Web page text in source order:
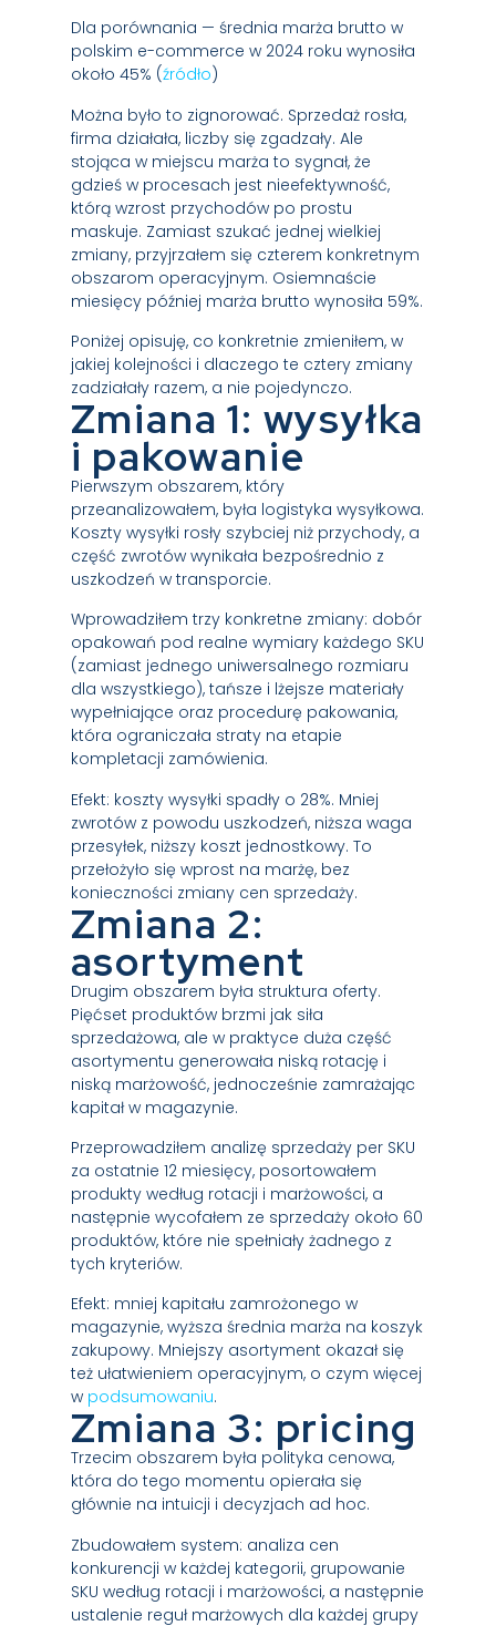
Dla porównania — średnia marża brutto w
polskim e-commerce w 2024 roku wynosiła
około 45% (źródło)
Można było to zignorować. Sprzedaż rosła,
firma działała, liczby się zgadzały. Ale
stojąca w miejscu marża to sygnał, że
gdzieś w procesach jest nieefektywność,
którą wzrost przychodów po prostu
maskuje. Zamiast szukać jednej wielkiej
zmiany, przyjrzałem się czterem konkretnym
obszarom operacyjnym. Osiemnaście
miesięcy później marża brutto wynosiła 59%.
Poniżej opisuję, co konkretnie zmieniłem, w
jakiej kolejności i dlaczego te cztery zmiany
zadziałały razem, a nie pojedynczo.
Zmiana 1: wysyłka
i pakowanie
Pierwszym obszarem, który
przeanalizowałem, była logistyka wysyłkowa.
Koszty wysyłki rosły szybciej niż przychody, a
część zwrotów wynikała bezpośrednio z
uszkodzeń w transporcie.
Wprowadziłem trzy konkretne zmiany: dobór
opakowań pod realne wymiary każdego SKU
(zamiast jednego uniwersalnego rozmiaru
dla wszystkiego), tańsze i lżejsze materiały
wypełniające oraz procedurę pakowania,
która ograniczała straty na etapie
kompletacji zamówienia.
Efekt: koszty wysyłki spadły o 28%. Mniej
zwrotów z powodu uszkodzeń, niższa waga
przesyłek, niższy koszt jednostkowy. To
przełożyło się wprost na marżę, bez
konieczności zmiany cen sprzedaży.
Zmiana 2:
asortyment
Drugim obszarem była struktura oferty.
Pięćset produktów brzmi jak siła
sprzedażowa, ale w praktyce duża część
asortymentu generowała niską rotację i
niską marżowość, jednocześnie zamrażając
kapitał w magazynie.
Przeprowadziłem analizę sprzedaży per SKU
za ostatnie 12 miesięcy, posortowałem
produkty według rotacji i marżowości, a
następnie wycofałem ze sprzedaży około 60
produktów, które nie spełniały żadnego z
tych kryteriów.
Efekt: mniej kapitału zamrożonego w
magazynie, wyższa średnia marża na koszyk
zakupowy. Mniejszy asortyment okazał się
też ułatwieniem operacyjnym, o czym więcej
w podsumowaniu.
Zmiana 3: pricing
Trzecim obszarem była polityka cenowa,
która do tego momentu opierała się
głównie na intuicji i decyzjach ad hoc.
Zbudowałem system: analiza cen
konkurencji w każdej kategorii, grupowanie
SKU według rotacji i marżowości, a następnie
ustalenie reguł marżowych dla każdej grupy